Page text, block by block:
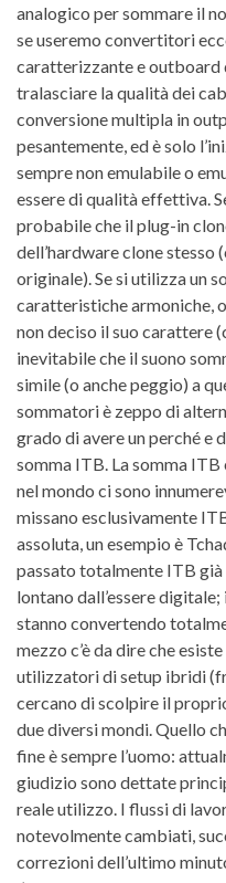
analogico per sommare il
se useremo convertitori
caratterizzante e outboard
tralasciare la qualità dei
conversione multipla in
pesantemente, ed è solo
sempre non emulabile o
essere di qualità effettiva.
probabile che il plug-in
dell’hardware clone stesso
originale). Se si utilizza un
caratteristiche armoniche,
non deciso il suo carattere
inevitabile che il suono
simile (o anche peggio) a
sommatori è zeppo di
grado di avere un perché e
somma ITB. La somma
nel mondo ci sono
missano esclusivamente
assoluta, un esempio è
passato totalmente ITB già
lontano dall’essere
stanno convertendo
mezzo c’è da dire che
utilizzatori di setup ibridi
cercano di scolpire il
due diversi mondi. Quello
fine è sempre l’uomo:
giudizio sono dettate
reale utilizzo. I flussi di
notevolmente cambiati,
correzioni dell’ultimo